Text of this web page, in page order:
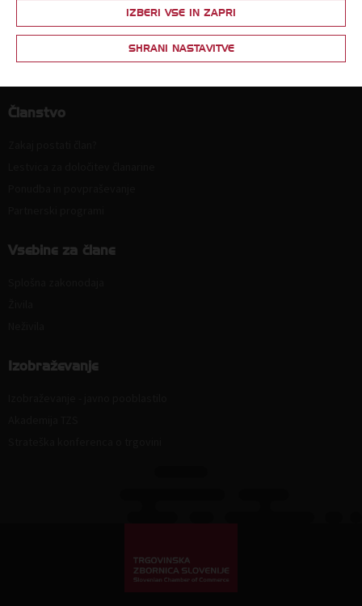
Zaposlitev
Članstvo
Vsebine za člane
Izobraževanje
IZBERI VSE IN ZAPRI
SHRANI NASTAVITVE